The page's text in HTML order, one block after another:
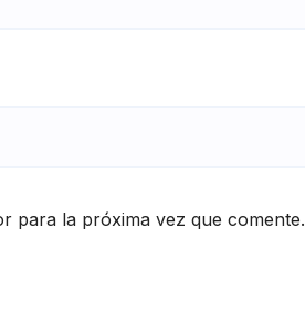
para la próxima vez que comente.